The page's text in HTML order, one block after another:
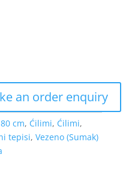
cm, Ćilimi, Ćilimi,
tepisi, Vezeno (Sumak)